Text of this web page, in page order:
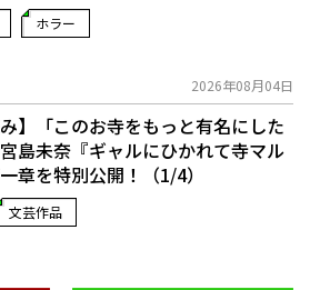
ホラー
2026年08月04日
み】「このお寺をもっと有名にした
島未奈『ギャルにひかれて寺マル
章を特別公開！（1/4）
文芸作品